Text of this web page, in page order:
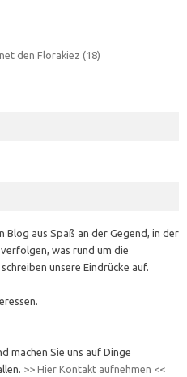
den Florakiez (18)
aus Spaß an der Gegend, in der
was rund um die
unsere Eindrücke auf.
machen Sie uns auf Dinge
>> Hier Kontakt aufnehmen <<